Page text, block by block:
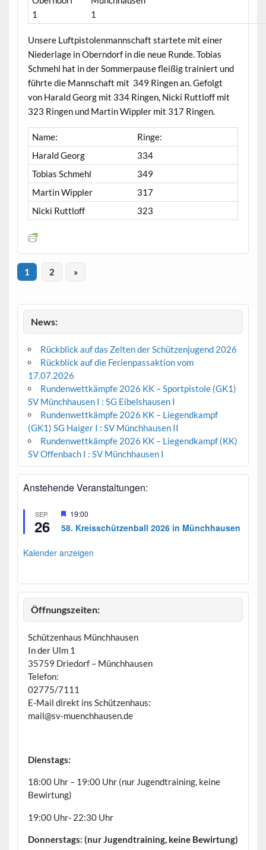
1
1
Unsere Luftpistolenmannschaft startete mit einer
Niederlage in Oberndorf in die neue Runde. Tobias
Schmehl hat in der Sommerpause fleißig trainiert und
führte die Mannschaft mit 349 Ringen an. Gefolgt
von Harald Georg mit 334 Ringen, Nicki Ruttloff mit
323 Ringen und Martin Wippler mit 317 Ringen.
Name:
Ringe:
Harald Georg
334
Tobias Schmehl
349
Martin Wippler
317
Nicki Ruttloff
323
1 2 »
News:
Rückblick auf das Zelten der Schützenjugend 2026
Rückblick auf die Ferienpassaktion vom
17.07.2026
Rundenwettkämpfe 2026 KK – Sportpistole (GK1)
SV Münchhausen I : SG Eibelshausen I
Rundenwettkämpfe 2026 KK – Liegendkampf
(GK1) SG Haiger I : SV Münchhausen II
Rundenwettkämpfe 2026 KK – Liegendkampf (KK)
SV Offenbach I : SV Münchhausen I
Anstehende Veranstaltungen:
SEP.
26
H
r
o
o
b
19:00
58. Kreisschützenball 2026 in Münchhausen
Kalender anzeigen
Öffnungszeiten:
Schützenhaus Münchhausen
In der Ulm 1
35759 Driedorf – Münchhausen
Telefon:
02775/7111
E-Mail direkt ins Schützenhaus:
mail@sv-muenchhausen.de
Dienstags:
18:00 Uhr – 19:00 Uhr (nur Jugendtraining, keine
Bewirtung)
19:00 Uhr- 22:30 Uhr
Donnerstags: (nur Jugendtraining, keine Bewirtung)